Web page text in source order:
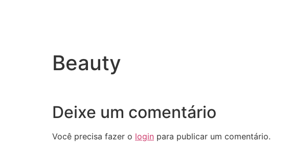
Beauty
Deixe um comentário
Você precisa fazer o login para publicar um comentário.